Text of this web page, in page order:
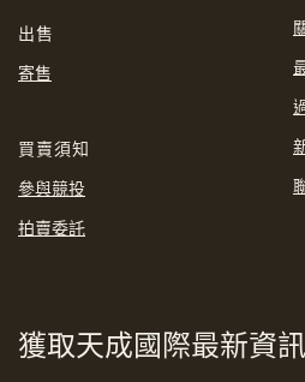
出售
寄售
買賣須知
參與競投
拍賣委託
獲取天成國際最新資訊